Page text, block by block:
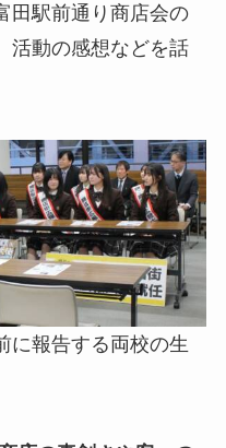
田駅前通り商店会の
活動の感想などを話
に報告する両校の生